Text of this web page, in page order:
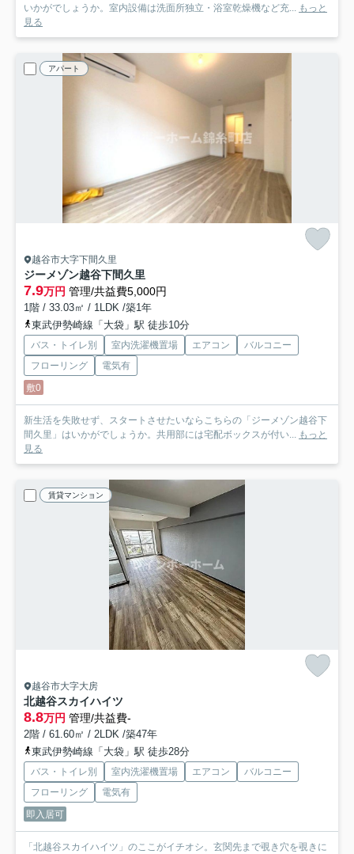
いかがでしょうか。室内設備は洗面所独立・浴室乾燥機など充... もっと
見る
アパート
越谷市大字下間久里
ジーメゾン越谷下間久里
7.9万円 管理/共益費5,000円
1階 / 33.03㎡ / 1LDK /築1年
東武伊勢崎線「大袋」駅 徒歩10分
バス・トイレ別 室内洗濯機置場 エアコン
バルコニー
フローリング
電気有
敷0
新生活を失敗せず、スタートさせたいならこちらの「ジーメゾン越谷下
間久里」はいかがでしょうか。共用部には宅配ボックスが付い... もっと
見る
賃貸マンション
越谷市大字大房
北越谷スカイハイツ
8.8万円 管理/共益費-
2階 / 61.60㎡ / 2LDK /築47年
東武伊勢崎線「大袋」駅 徒歩28分
バス・トイレ別 室内洗濯機置場 エアコン
バルコニー
フローリング
電気有
即入居可
「北越谷スカイハイツ」のここがイチオシ。玄関先まで覗き穴を覗きに